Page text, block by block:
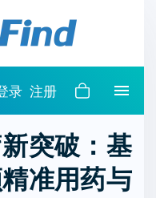
录 注册
突破：基
准用药与